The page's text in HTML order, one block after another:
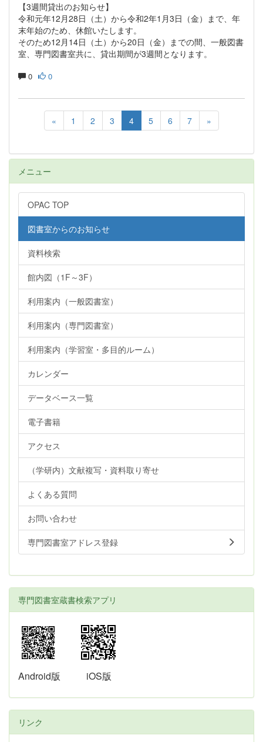
【3週間貸出のお知らせ】
令和元年12月28日（土）から令和2年1月3日（金）まで、年
末年始のため、休館いたします。
そのため12月14日（土）から20日（金）までの間、一般図書
室、専門図書室共に、貸出期間が3週間となります。
0 0
« 1 2 3 4 5 6 7 »
メニュー
OPAC TOP
図書室からのお知らせ
資料検索
館内図（1F～3F）
利用案内（一般図書室）
利用案内（専門図書室）
利用案内（学習室・多目的ルーム）
カレンダー
データベース一覧
電子書籍
アクセス
（学研内）文献複写・資料取り寄せ
よくある質問
お問い合わせ
専門図書室アドレス登録
専門図書室蔵書検索アプリ
Android版 iOS版
リンク